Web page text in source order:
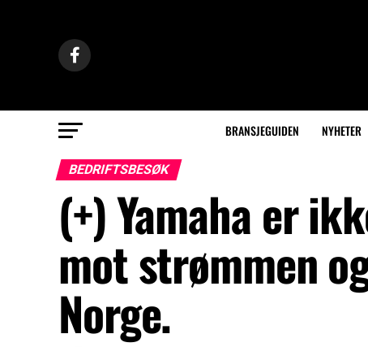
BRANSJEGUIDEN NYHETER
BEDRIFTSBESØK
(+) Yamaha er
mot strømmen
Norge.